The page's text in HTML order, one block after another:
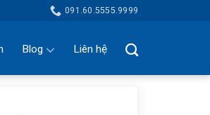
091.60.5555.9999
Blog Liên hệ